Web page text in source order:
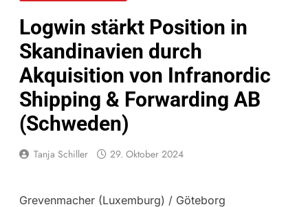
Logwin stärkt Position in
Skandinavien durch
Akquisition von Infranordic
Shipping & Forwarding AB
(Schweden)
Tanja Schiller 29. Oktober 2024
Grevenmacher (Luxemburg) / Göteborg